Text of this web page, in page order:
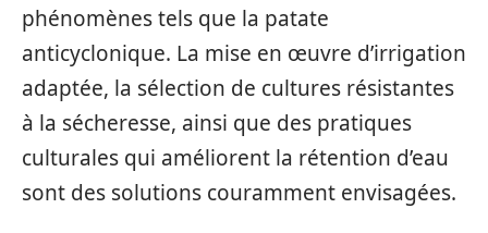
phénomènes tels que la patate
anticyclonique. La mise en œuvre d’irrigation
adaptée, la sélection de cultures résistantes
à la sécheresse, ainsi que des pratiques
culturales qui améliorent la rétention d’eau
sont des solutions couramment envisagées.